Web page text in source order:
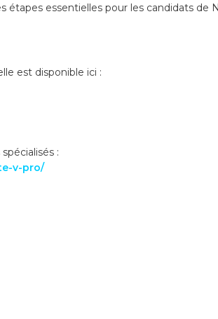
étapes essentielles pour les candidats de
est disponible ici :
:
v-pro/